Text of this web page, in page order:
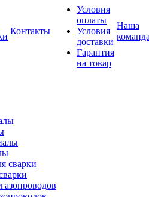
Контакты
Условия
оплаты
Условия
доставки
Гарантия
на товар
Наша